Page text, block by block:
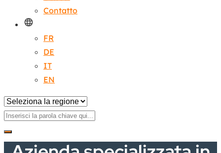
Contatto
FR
DE
IT
EN